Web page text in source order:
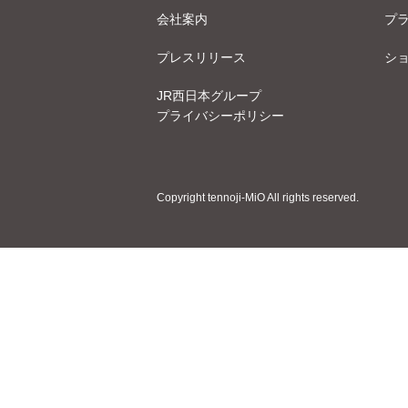
会社案内 プ
プレスリリース シ
JR西日本グループ
プライバシーポリシー
Copyright tennoji-MiO All rights reserved.